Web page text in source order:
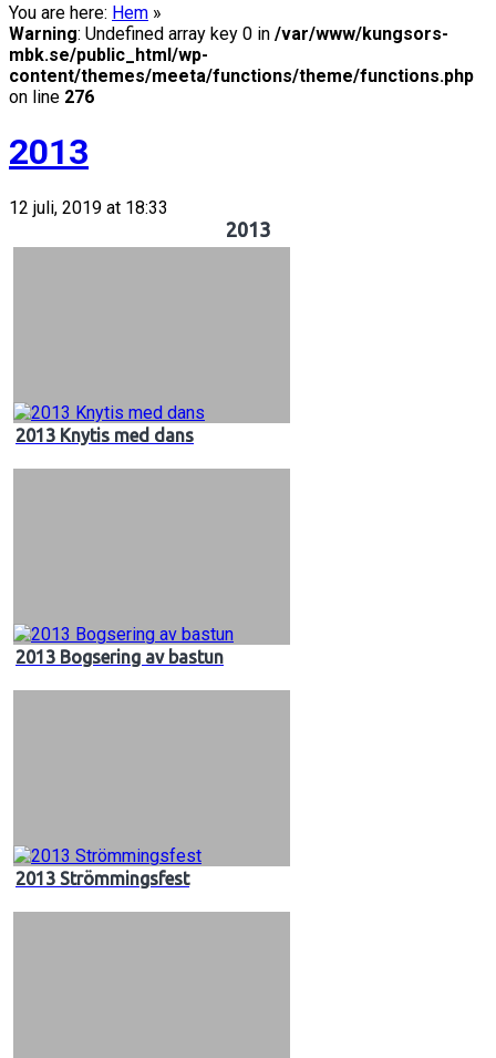
You are here: Hem »
Warning: Undefined array key 0 in /var/www/kungsors-
mbk.se/public_html/wp-
content/themes/meeta/functions/theme/functions.php
on line 276
2013
12 juli, 2019 at 18:33
2013
2013 Knytis med dans
2013 Bogsering av bastun
2013 Strömmingsfest